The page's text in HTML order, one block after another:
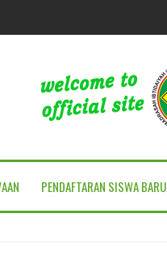
PENDAFTARAN SISWA BARU